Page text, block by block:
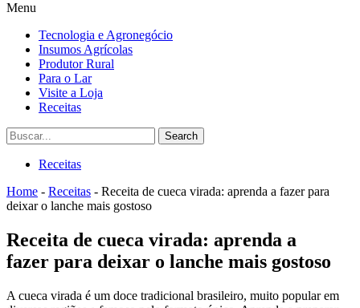
Menu
Tecnologia e Agronegócio
Insumos Agrícolas
Produtor Rural
Para o Lar
Visite a Loja
Receitas
Search
Receitas
Home - Receitas - Receita de cueca virada: aprenda a fazer para
deixar o lanche mais gostoso
Receita de cueca virada: aprenda a
fazer para deixar o lanche mais gostoso
A cueca virada é um doce tradicional brasileiro, muito popular em